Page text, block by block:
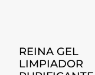
REINA GEL
LIMPIADOR